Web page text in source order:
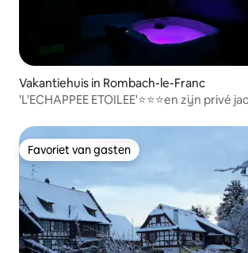
Vakantiehuis in Rombach-le-Franc
'L'ECHAPPEE ETOILEE'⭐⭐⭐en zijn privé
Favoriet van gasten
Favoriet van gasten